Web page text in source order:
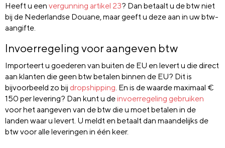
Heeft u een vergunning artikel 23? Dan betaalt u de btw niet
bij de Nederlandse Douane, maar geeft u deze aan in uw btw-
aangifte.
Invoerregeling voor aangeven btw
Importeert u goederen van buiten de EU en levert u die direct
aan klanten die geen btw betalen binnen de EU? Dit is
bijvoorbeeld zo bij dropshipping. En is de waarde maximaal €
150 per levering? Dan kunt u deinvoerregeling gebruiken
voor het aangeven van de btw die u moet betalen in de
landen waar u levert. U meldt en betaalt dan maandelijks de
btw voor alle leveringen in één keer.